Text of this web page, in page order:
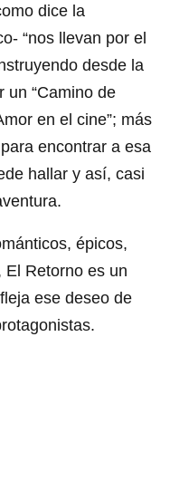
dice la
“nos llevan por el
desde la
un “Camino de
en el cine”; más
para encontrar a esa
hallar y así, casi
épicos,
El Retorno es un
ese deseo de